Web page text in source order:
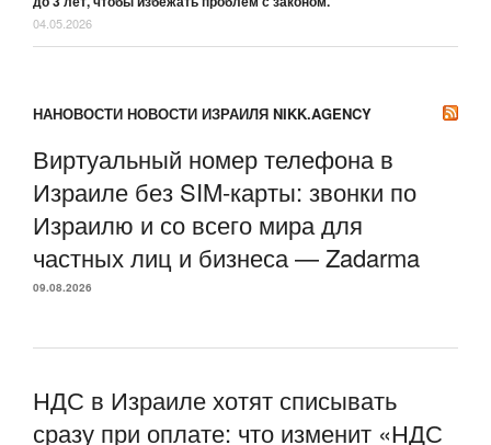
04.05.2026
НАНОВОСТИ НОВОСТИ ИЗРАИЛЯ NIKK.AGENCY
Виртуальный номер телефона в
Израиле без SIM-карты: звонки по
Израилю и со всего мира для
частных лиц и бизнеса — Zadarma
09.08.2026
НДС в Израиле хотят списывать
сразу при оплате: что изменит «НДС